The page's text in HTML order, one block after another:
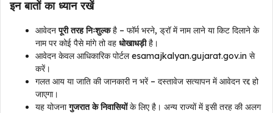
इन बातों का ध्यान रखें
आवेदनपूरी तरह निःशुल्कहै – फॉर्म भरने, ड्रॉ में नाम लाने या किट दिलाने के
नाम पर कोई पैसे मांगे तो वह धोखाधड़ीहै।
आवेदन केवल आधिकारिक पोर्टल esamajkalyan.gujarat.gov.in से
करें।
गलत आय या जाति की जानकारी न भरें – दस्तावेज सत्यापन में आवेदन रद्द हो
जाएगा।
यह योजनागुजरात के निवासियोंके लिए है। अन्य राज्यों में इसी तरह की अलग